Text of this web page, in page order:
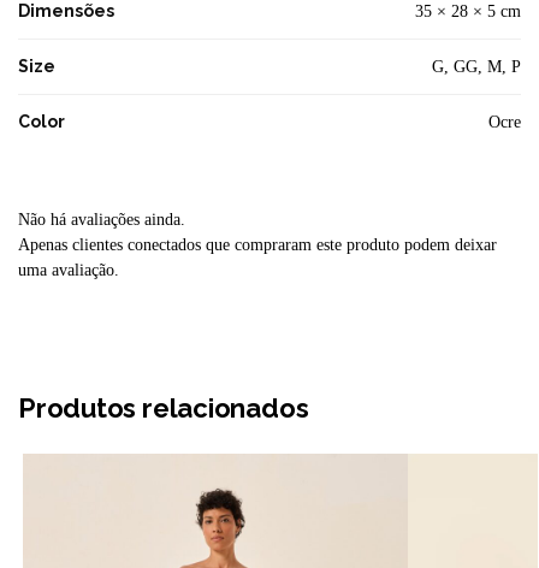
Dimensões 35 × 28 × 5 cm
Size G, GG, M, P
Color Ocre
Não há avaliações ainda.
Apenas clientes conectados que compraram este produto podem deixar
uma avaliação.
Produtos relacionados